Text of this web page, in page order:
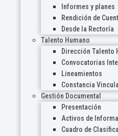
Informes y planes
Rendición de
Desde la Rectoría
Talento Humano
Dirección Talento
Convocatorias
Lineamientos
Constancia
Gestión Documental
Presentación
Activos de
Cuadro de